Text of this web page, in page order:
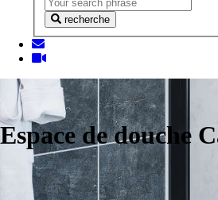
recherche
Espace de douche